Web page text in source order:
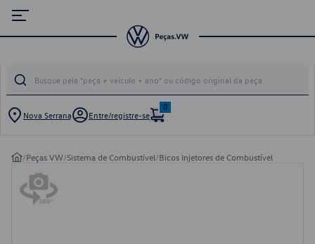
Nova Serrana Entre/registre-se
0
/Peças VW/Sistema de Combustível/Bicos Injetores de Combustível